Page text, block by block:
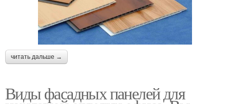
читать дальше →
Виды фасадных панелей для